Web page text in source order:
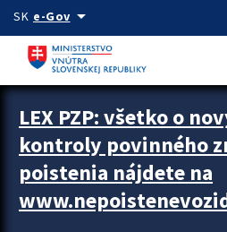
Preskocit na hlavný obsah
SK e-Govarrow_drop_down
Zastavit automatický posun upútavok
LEX PZP: všetko o
kontroly povinného
poistenia nájdete na